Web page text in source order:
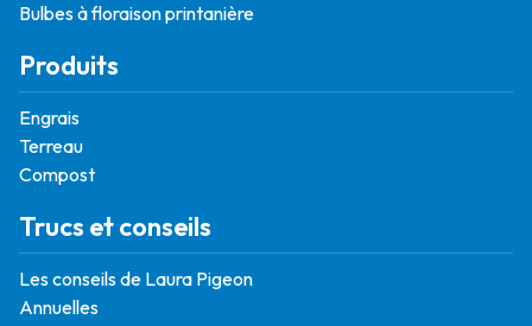
Bulbes à floraison printanière
Produits
Engrais
Terreau
Compost
Trucs et conseils
Les conseils de Laura Pigeon
Annuelles